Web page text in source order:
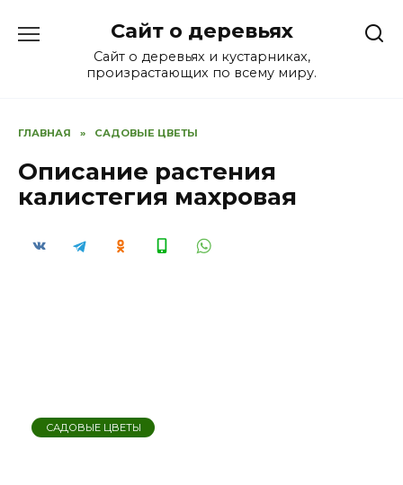
содержанию
Сайт о деревьях
Сайт о деревьях и кустарниках,
произрастающих по всему миру.
ГЛАВНАЯ » САДОВЫЕ ЦВЕТЫ
Описание растения
калистегия махровая
САДОВЫЕ ЦВЕТЫ